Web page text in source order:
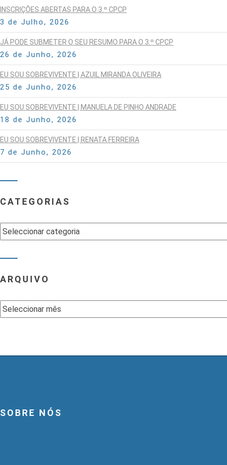
INSCRIÇÕES ABERTAS PARA O 3.º CPCP
3 de Julho, 2026
JÁ PODE SUBMETER O SEU RESUMO PARA O 3.º CPCP
26 de Junho, 2026
EU SOU SOBREVIVENTE | AZUIL MIRANDA OLIVEIRA
25 de Junho, 2026
EU SOU SOBREVIVENTE | MANUELA DE PINHO ANDRADE
18 de Junho, 2026
EU SOU SOBREVIVENTE | RENATA FERREIRA
7 de Junho, 2026
CATEGORIAS
Categorias
ARQUIVO
Arquivo
SOBRE NÓS